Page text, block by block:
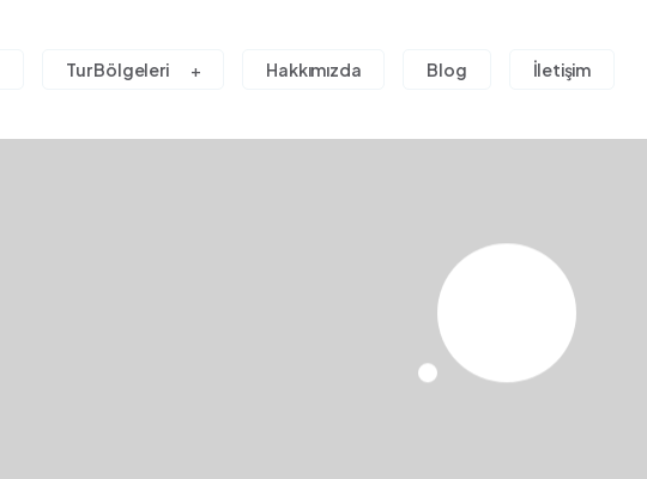
Tur Bölgeleri Hakkımızda Blog İletişim